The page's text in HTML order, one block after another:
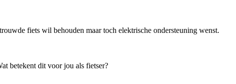
fiets wil behouden maar toch elektrische ondersteuning wenst.
betekent dit voor jou als fietser?